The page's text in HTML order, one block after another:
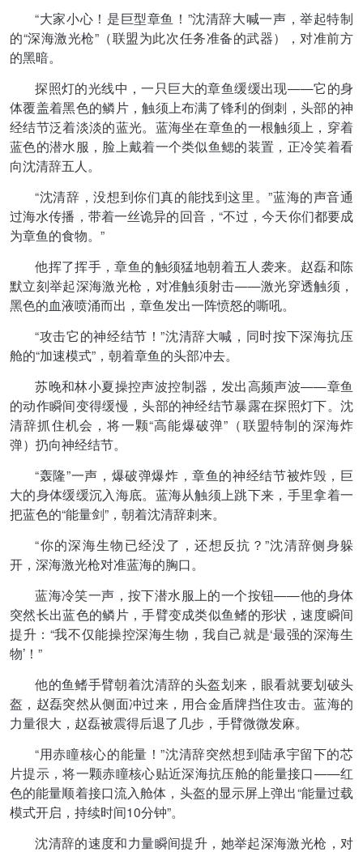
“大家小心！是巨型章鱼！”沈清辞大喊一声，举起特制
的“深海激光枪”（联盟为此次任务准备的武器），对准前方
的黑暗。
探照灯的光线中，一只巨大的章鱼缓缓出现——它的身
体覆盖着黑色的鳞片，触须上布满了锋利的倒刺，头部的神
经结节泛着淡淡的蓝光。蓝海坐在章鱼的一根触须上，穿着
蓝色的潜水服，脸上戴着一个类似鱼鳃的装置，正冷笑着看
向沈清辞五人。
“沈清辞，没想到你们真的能找到这里。”蓝海的声音通
过海水传播，带着一丝诡异的回音，“不过，今天你们都要成
为章鱼的食物。”
他挥了挥手，章鱼的触须猛地朝着五人袭来。赵磊和陈
默立刻举起深海激光枪，对准触须射击——激光穿透触须，
黑色的血液喷涌而出，章鱼发出一阵愤怒的嘶吼。
“攻击它的神经结节！”沈清辞大喊，同时按下深海抗压
舱的“加速模式”，朝着章鱼的头部冲去。
苏晚和林小夏操控声波控制器，发出高频声波——章鱼
的动作瞬间变得缓慢，头部的神经结节暴露在探照灯下。沈
清辞抓住机会，将一颗“高能爆破弹”（联盟特制的深海炸
弹）扔向神经结节。
“轰隆”一声，爆破弹爆炸，章鱼的神经结节被炸毁，巨
大的身体缓缓沉入海底。蓝海从触须上跳下来，手里拿着一
把蓝色的“能量剑”，朝着沈清辞刺来。
“你的深海生物已经没了，还想反抗？”沈清辞侧身躲
开，深海激光枪对准蓝海的胸口。
蓝海冷笑一声，按下潜水服上的一个按钮——他的身体
突然长出蓝色的鳞片，手臂变成类似鱼鳍的形状，速度瞬间
提升：“我不仅能操控深海生物，我自己就是‘最强的深海生
物’！”
他的鱼鳍手臂朝着沈清辞的头盔划来，眼看就要划破头
盔，赵磊突然从侧面冲过来，用合金盾牌挡住攻击。蓝海的
力量很大，赵磊被震得后退了几步，手臂微微发麻。
“用赤瞳核心的能量！”沈清辞突然想到陆承宇留下的芯
片提示，将一颗赤瞳核心贴近深海抗压舱的能量接口——红
色的能量顺着接口流入舱体，头盔的显示屏上弹出“能量过载
模式开启，持续时间10分钟”。
沈清辞的速度和力量瞬间提升，她举起深海激光枪，对